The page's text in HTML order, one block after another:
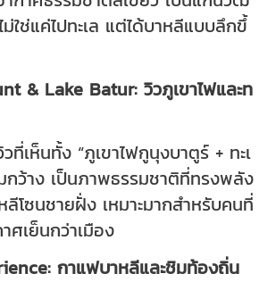
ใช่แค่ไปทะเล แต่ได้บาหลีแบบลึกขึ้
& Lake Batur: วิวภูเขาไฟและท
เห็นทั้ง “ภูเขาไฟกูนุงบาตูร์ + ทะเ
กว้าง เป็นภาพธรรมชาติที่ทรงพลัง
โซนชายฝั่ง เหมาะมากสำหรับคนที่
ศเย็นกว่าเมือง
กาแฟบาหลีและชิมท้องถิ่น